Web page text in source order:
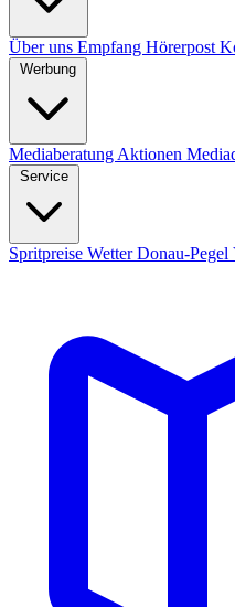
Über uns Empfang Hörerpost
Werbung
Mediaberatung Aktionen
Service
Spritpreise WetterDonau-Pegel